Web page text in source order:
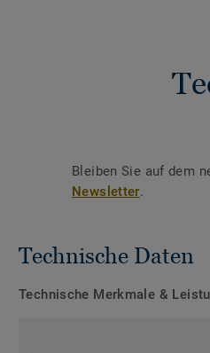
Bleiben Sie auf dem
Newsletter.
Technische Daten
Technische Merkmale &